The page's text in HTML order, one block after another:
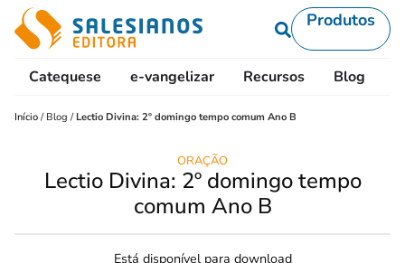
Produtos
Catequese e-vangelizar Recursos Blog
Início / Blog /Lectio Divina: 2º domingo tempo comum Ano B
ORAÇÃO
Lectio Divina: 2º domingo tempo
comum Ano B
Está disponível para download